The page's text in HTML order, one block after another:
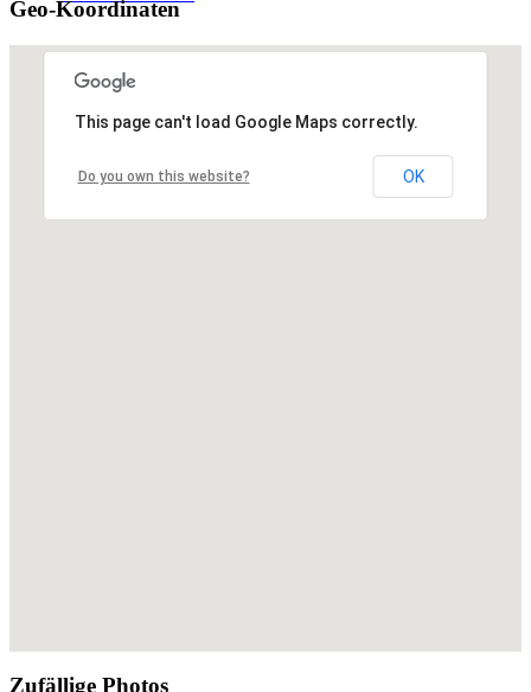
Geo-Koordinaten
This page can't load Google Maps correctly.
Do you own this website? OK
Zufällige Photos